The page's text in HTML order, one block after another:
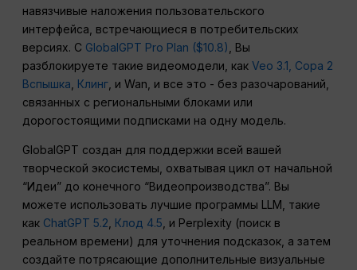
навязчивые наложения пользовательского
интерфейса, встречающиеся в потребительских
версиях. С GlobalGPT Pro Plan ($10.8)
, Вы
разблокируете такие видеомодели, какVeo 3.1, Сора 2
Вспышка Клинг , и Wan, и все это - без разочарований,
связанных с региональными блоками или
дорогостоящими подписками на одну модель.
GlobalGPT создан для поддержки всей вашей
творческой экосистемы, охватывая цикл от начальной
“Идеи” до конечного “Видеопроизводства”. Вы
можете использовать лучшие программы LLM, такие
как ChatGPT 5.2 Клод 4.5 , и Perplexity (поиск в
реальном времени) для уточнения подсказок, а затем
создайте потрясающие дополнительные визуальные